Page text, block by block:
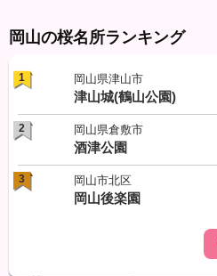
岡山の桜名所ランキング
1 岡山県津山市
津山城(鶴山公園)
2 岡山県倉敷市
酒津公園
3 岡山市北区
岡山後楽園